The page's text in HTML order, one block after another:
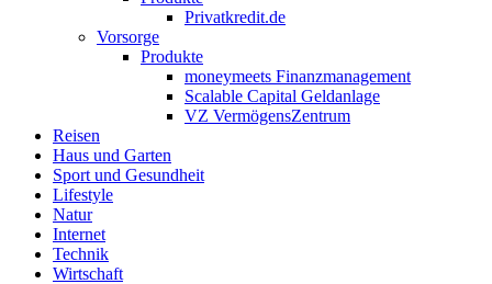
Privatkredit.de
Vorsorge
Produkte
moneymeets Finanzmanagement
Scalable Capital Geldanlage
VZ VermögensZentrum
Reisen
Haus und Garten
Sport und Gesundheit
Lifestyle
Natur
Internet
Technik
Wirtschaft